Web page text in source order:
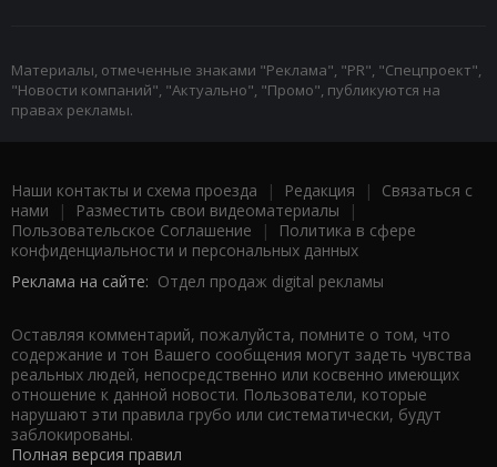
Материалы, отмеченные знаками "Реклама", "PR", "Спецпроект",
"Новости компаний", "Актуально", "Промо", публикуются на
правах рекламы.
Наши контакты и схема проезда | Редакция | Связаться с
нами | Разместить свои видеоматериалы |
Пользовательское Соглашение |
Политика в сфере
конфиденциальности и персональных данных
Реклама на сайте: Отдел продаж digital рекламы
Оставляя комментарий, пожалуйста, помните о том, что
содержание и тон Вашего сообщения могут задеть чувства
реальных людей, непосредственно или косвенно имеющих
отношение к данной новости. Пользователи, которые
нарушают эти правила грубо или систематически, будут
заблокированы.
Полная версия правил